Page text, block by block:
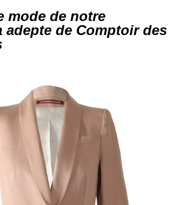
mode de notre
adepte de Comptoir des